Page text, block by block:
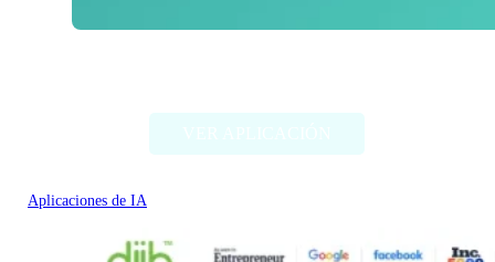
Aplicaciones de IA